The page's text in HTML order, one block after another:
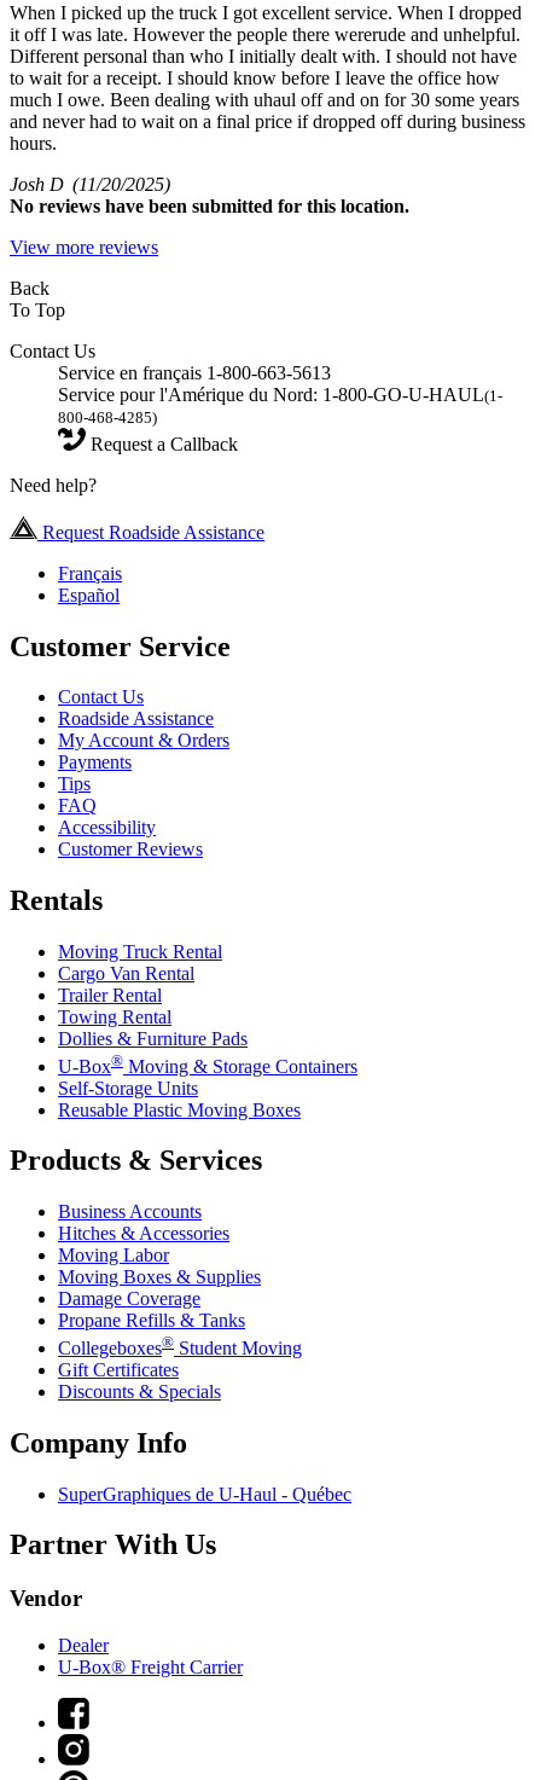
When I picked up the truck I got excellent service. When I dropped
it off I was late. However the people there wererude and unhelpful.
Different personal than who I initially dealt with. I should not have
to wait for a receipt. I should know before I leave the office how
much I owe. Been dealing with uhaul off and on for 30 some years
and never had to wait on a final price if dropped off during business
hours.
Josh D (11/20/2025)
No reviews have been submitted for this location.
View more reviews
Back
To Top
Contact Us
Service en français 1-800-663-5613
Service pour l'Amérique du Nord: 1-800-GO-U-HAUL(1-
800-468-4285)
Request a Callback
Need help?
Request Roadside Assistance
Français
Español
Customer Service
Contact Us
Roadside Assistance
My Account & Orders
Payments
Tips
FAQ
Accessibility
Customer Reviews
Rentals
Moving Truck Rental
Cargo Van Rental
Trailer Rental
Towing Rental
Dollies & Furniture Pads
U-Box® Moving & Storage Containers
Self-Storage Units
Reusable Plastic Moving Boxes
Products & Services
Business Accounts
Hitches & Accessories
Moving Labor
Moving Boxes & Supplies
Damage Coverage
Propane Refills & Tanks
Collegeboxes® Student Moving
Gift Certificates
Discounts & Specials
Company Info
SuperGraphiques de U-Haul - Québec
Partner With Us
Vendor
Dealer
U-Box® Freight Carrier